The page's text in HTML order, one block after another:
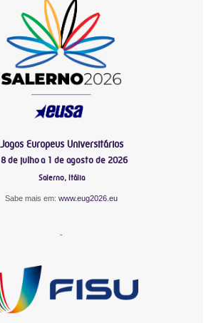
Jogos Europeus Universitários
de julho a 1 de agosto de 2026
Salerno, Itália
Sabe mais em: www.eug2026.eu
-